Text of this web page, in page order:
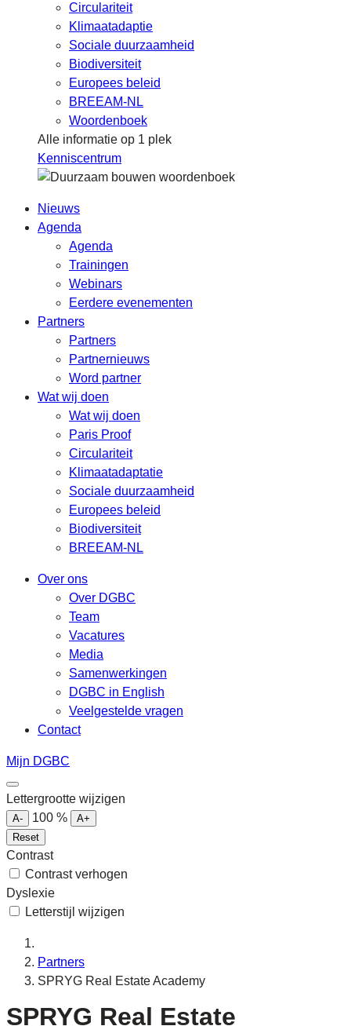
Circulariteit
Klimaatadaptie
Sociale duurzaamheid
Biodiversiteit
Europees beleid
BREEAM-NL
Woordenboek
Alle informatie op 1 plek
Kenniscentrum
Nieuws
Agenda
Agenda
Trainingen
Webinars
Eerdere evenementen
Partners
Partners
Partnernieuws
Word partner
Wat wij doen
Wat wij doen
Paris Proof
Circulariteit
Klimaatadaptatie
Sociale duurzaamheid
Europees beleid
Biodiversiteit
BREEAM-NL
Over ons
Over DGBC
Team
Vacatures
Media
Samenwerkingen
DGBC in English
Veelgestelde vragen
Contact
Mijn DGBC
Lettergrootte wijzigen
A- 100 %
A+
Reset
Contrast
Contrast verhogen
Dyslexie
Letterstijl wijzigen
Partners
SPRYG Real Estate Academy
SPRYG Real Estate